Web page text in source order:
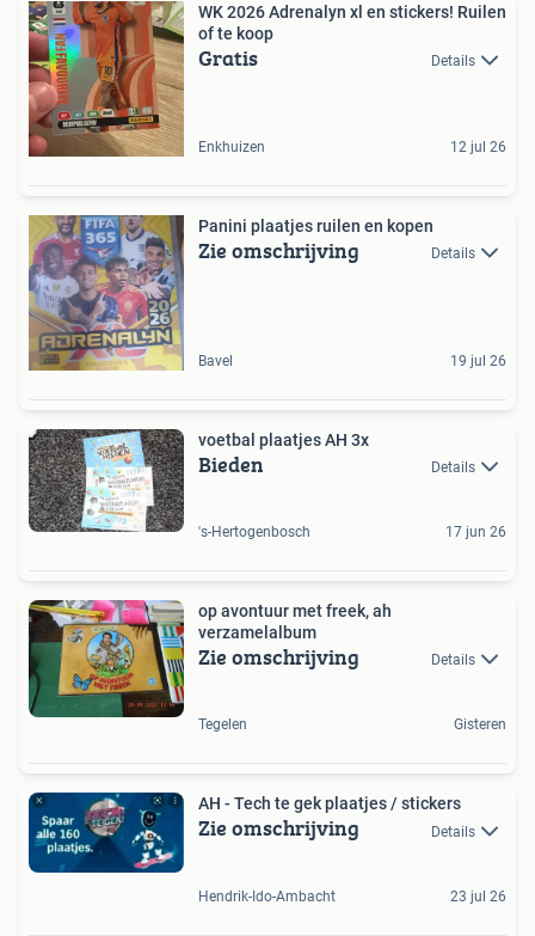
WK 2026 Adrenalyn xl en stickers! Ruilen
of te koop
Gratis Details
Enkhuizen 12 jul 26
Panini plaatjes ruilen en kopen
Zie omschrijving Details
Bavel 19 jul 26
voetbal plaatjes AH 3x
Bieden Details
's-Hertogenbosch 17 jun 26
op avontuur met freek, ah
verzamelalbum
Zie omschrijving Details
Tegelen Gisteren
AH - Tech te gek plaatjes / stickers
Zie omschrijving Details
Hendrik-Ido-Ambacht 23 jul 26